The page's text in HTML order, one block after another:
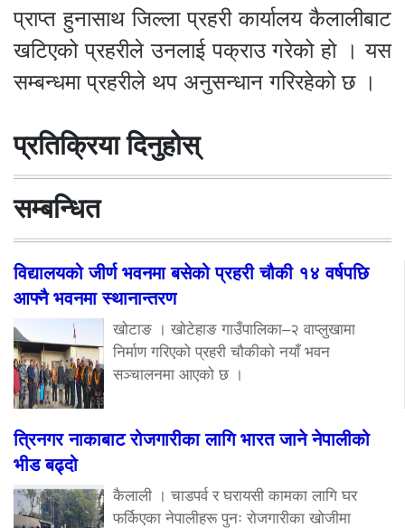
प्राप्त हुनासाथ जिल्ला प्रहरी कार्यालय कैलालीबाट
खटिएको प्रहरीले उनलाई पक्राउ गरेको हो । यस
सम्बन्धमा प्रहरीले थप अनुसन्धान गरिरहेको छ ।
प्रतिक्रिया दिनुहोस्
सम्बन्धित
विद्यालयको जीर्ण भवनमा बसेको प्रहरी चौकी १४ वर्षपछि
आफ्नै भवनमा स्थानान्तरण
खोटाङ । खोटेहाङ गाउँपालिका–२ वाप्लुखामा
निर्माण गरिएको प्रहरी चौकीको नयाँ भवन
सञ्चालनमा आएको छ ।
त्रिनगर नाकाबाट रोजगारीका लागि भारत जाने नेपालीको
भीड बढ्दो
कैलाली । चाडपर्व र घरायसी कामका लागि घर
फर्किएका नेपालीहरू पुनः रोजगारीका खोजीमा